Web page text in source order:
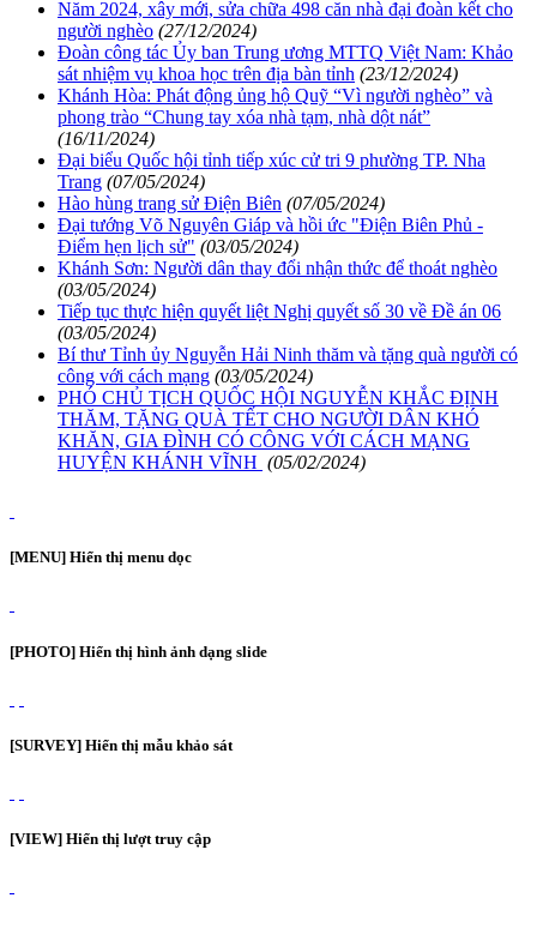
Năm 2024, xây mới, sửa chữa 498 căn nhà đại đoàn kết cho
người nghèo (27/12/2024)
Đoàn công tác Ủy ban Trung ương MTTQ Việt Nam: Khảo
sát nhiệm vụ khoa học trên địa bàn tỉnh (23/12/2024)
Khánh Hòa: Phát động ủng hộ Quỹ “Vì người nghèo” và
phong trào “Chung tay xóa nhà tạm, nhà dột nát”
(16/11/2024)
Đại biểu Quốc hội tỉnh tiếp xúc cử tri 9 phường TP. Nha
Trang (07/05/2024)
Hào hùng trang sử Điện Biên (07/05/2024)
Đại tướng Võ Nguyên Giáp và hồi ức "Điện Biên Phủ -
Điểm hẹn lịch sử" (03/05/2024)
Khánh Sơn: Người dân thay đổi nhận thức để thoát nghèo
(03/05/2024)
Tiếp tục thực hiện quyết liệt Nghị quyết số 30 về Đề án 06
(03/05/2024)
Bí thư Tỉnh ủy Nguyễn Hải Ninh thăm và tặng quà người có
công với cách mạng (03/05/2024)
PHÓ CHỦ TỊCH QUỐC HỘI NGUYỄN KHẮC ĐỊNH
THĂM, TẶNG QUÀ TẾT CHO NGƯỜI DÂN KHÓ
KHĂN, GIA ĐÌNH CÓ CÔNG VỚI CÁCH MẠNG
HUYỆN KHÁNH VĨNH (05/02/2024)
[MENU] Hiển thị menu dọc
[PHOTO] Hiển thị hình ảnh dạng slide
[SURVEY] Hiển thị mẫu khảo sát
[VIEW] Hiển thị lượt truy cập